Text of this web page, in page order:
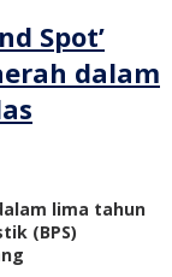
Spot’
dalam
lima tahun
(BPS)